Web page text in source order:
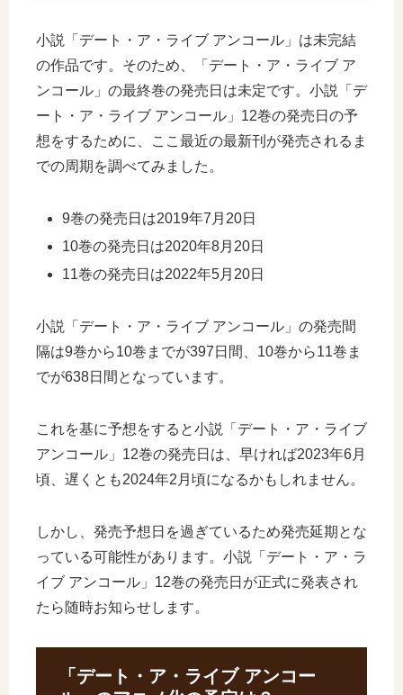
小説「デート・ア・ライブ アンコール」は未完結
の作品です。そのため、「デート・ア・ライブ ア
ンコール」の最終巻の発売日は未定です。小説「デ
ート・ア・ライブ アンコール」12巻の発売日の予
想をするために、ここ最近の最新刊が発売されるま
での周期を調べてみました。
9巻の発売日は2019年7月20日
10巻の発売日は2020年8月20日
11巻の発売日は2022年5月20日
小説「デート・ア・ライブ アンコール」の発売間
隔は9巻から10巻までが397日間、10巻から11巻ま
でが638日間となっています。
これを基に予想をすると小説「デート・ア・ライブ
アンコール」12巻の発売日は、早ければ2023年6月
頃、遅くとも2024年2月頃になるかもしれません。
しかし、発売予想日を過ぎているため発売延期とな
っている可能性があります。小説「デート・ア・ラ
イブ アンコール」12巻の発売日が正式に発表され
たら随時お知らせします。
「デート・ア・ライブ アンコー